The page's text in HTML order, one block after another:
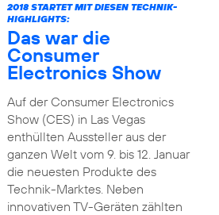
2018 STARTET MIT DIESEN TECHNIK-
HIGHLIGHTS:
Das war die
Consumer
Electronics Show
Auf der Consumer Electronics
Show (CES) in Las Vegas
enthüllten Aussteller aus der
ganzen Welt vom 9. bis 12. Januar
die neuesten Produkte des
Technik-Marktes. Neben
innovativen TV-Geräten zählten